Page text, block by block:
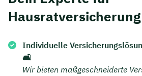
Individuelle
🛋️
Wir bieten maßgeschneiderte